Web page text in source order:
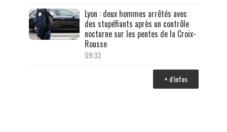
Lyon : deux hommes arrêtés avec
des stupéfiants après un contrôle
nocturne sur les pentes de la Croix-
Rousse
09:33
+ d'infos